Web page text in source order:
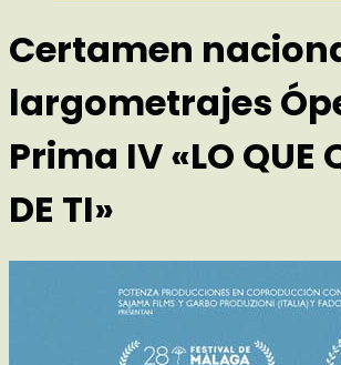
Certamen
largometrajes
Prima IV «LO QUE
DE TI»